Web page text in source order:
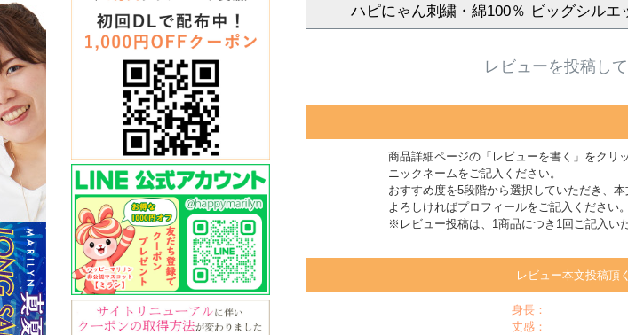
ハピにゃん刺繍・綿100％ ビッグシル
レビューを投稿し
商品詳細ページの「レビューを書く」をクリ
ニックネームをご記入ください。
おすすめ度を5段階から選択していただき、
よろしければプロフィールをご記入ください。
※レビュー投稿は、1商品につき1回ご記入い
レビュー本文投稿頂
身長：
丈感：